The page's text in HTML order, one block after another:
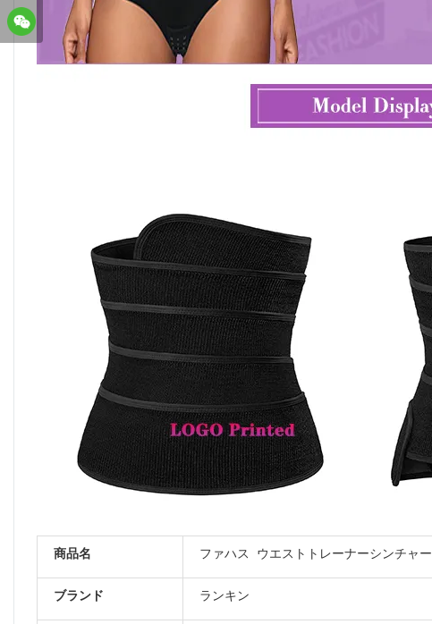
商品名 ファハス ウエストトレーナーシンチャー
ブランド ランキン